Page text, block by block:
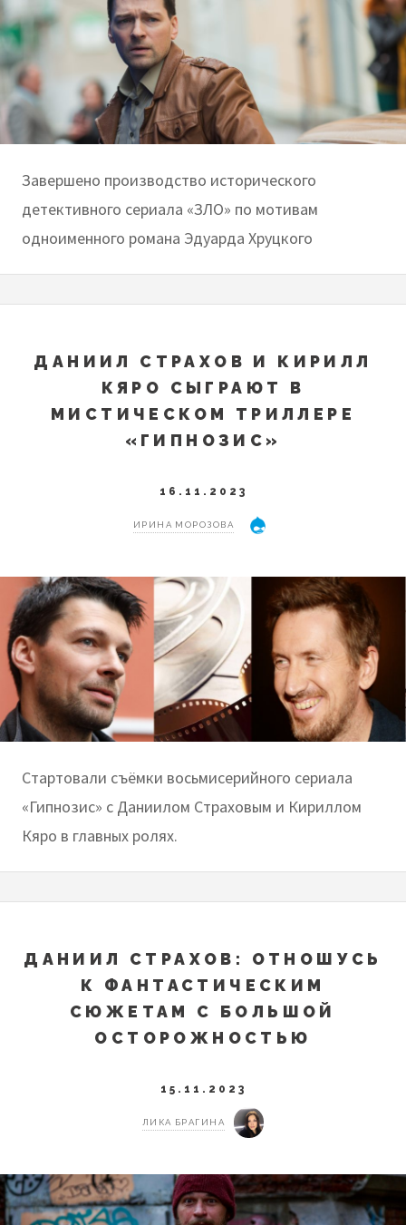
Завершено производство исторического
детективного сериала «ЗЛО» по мотивам
одноименного романа Эдуарда Хруцкого
ДАНИИЛ СТРАХОВ И КИРИЛЛ
КЯРО СЫГРАЮТ В
МИСТИЧЕСКОМ ТРИЛЛЕРЕ
«ГИПНОЗИС»
16.11.2023
ИРИНА МОРОЗОВА
Стартовали съёмки восьмисерийного сериала
«Гипнозис» с Даниилом Страховым и Кириллом
Кяро в главных ролях.
ДАНИИЛ СТРАХОВ: ОТНОШУСЬ
К ФАНТАСТИЧЕСКИМ
СЮЖЕТАМ С БОЛЬШОЙ
ОСТОРОЖНОСТЬЮ
15.11.2023
ЛИКА БРАГИНА